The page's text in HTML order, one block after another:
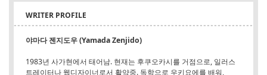
WRITER PROFILE
야마다 젠지도우 (Yamada Zenjido)
1983년 사가현에서 태어남. 현재는 후쿠오카시를 거점으로, 일러스
트레이터나 웹디자이너로서 활약중. 독학으로 우키요에를 배워,